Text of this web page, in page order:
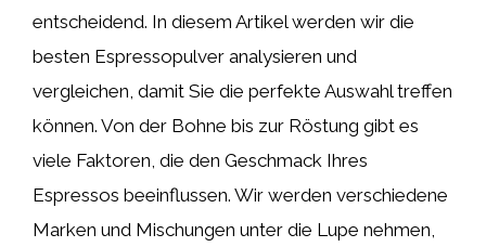
entscheidend. In diesem Artikel werden wir die
besten Espressopulver analysieren und
vergleichen, damit Sie die perfekte Auswahl treffen
können. Von der Bohne bis zur Röstung gibt es
viele Faktoren, die den Geschmack Ihres
Espressos beeinflussen. Wir werden verschiedene
Marken und Mischungen unter die Lupe nehmen,